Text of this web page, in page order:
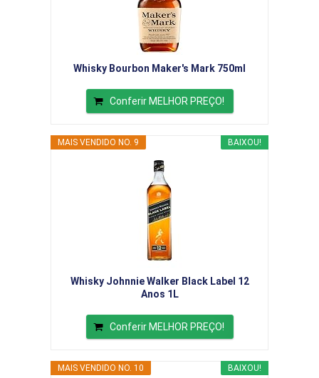
Whisky Bourbon Maker's Mark 750ml
Conferir MELHOR PREÇO!
BAIXOU!
MAIS VENDIDO NO. 9
Whisky Johnnie Walker Black Label 12
Anos 1L
Conferir MELHOR PREÇO!
BAIXOU!
MAIS VENDIDO NO. 10